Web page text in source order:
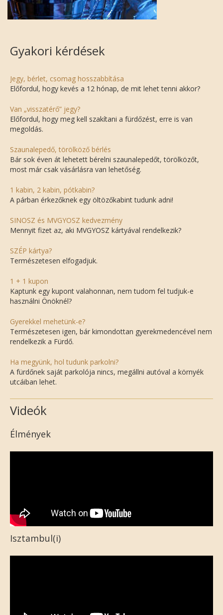
Gyakori kérdések
Jegy, bérlet, csomag hosszabbítása
Előfordul, hogy kevés a 12 hónap, de mit lehet tenni akkor?
Van „visszatérő” jegy?
Előfordul, hogy meg kell szakítani a fürdőzést, erre is van
megoldás.
Szaunalepedő, törölköző bérlés
Bár sok éven át lehetett bérelni szaunalepedőt, törölközőt,
most már csak vásárlásra van lehetőség.
1 kabin, 2 kabin, pótkabin?
A párban érkezőknek egy öltözőkabint tudunk adni!
SINOSZ és MVGYOSZ kedvezmény
Mennyit fizet az, aki MVGYOSZ kártyával rendelkezik?
SZÉP kártya?
Természetesen elfogadjuk.
1 + 1 kupon
Kaptunk egy kupont valahonnan, nem tudom fel tudjuk-e
használni Önöknél?
Gyerekkel mehetünk-e?
Természetesen igen, bár kimondottan gyerekmedencével nem
rendelkezik a Fürdő.
Ha megyünk, hol tudunk parkolni?
A fürdőnek saját parkolója nincs, megállni autóval a környék
utcáiban lehet.
Videók
Élmények
Isztambul(i)